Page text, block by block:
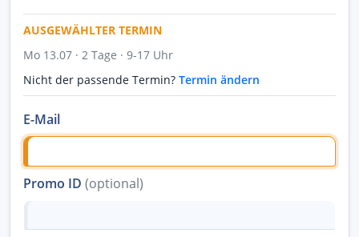
AUSGEWÄHLTER TERMIN
Mo 13.07 · 2 Tage · 9-17 Uhr
Nicht der passende Termin? Termin ändern
E-Mail
Promo ID (optional)